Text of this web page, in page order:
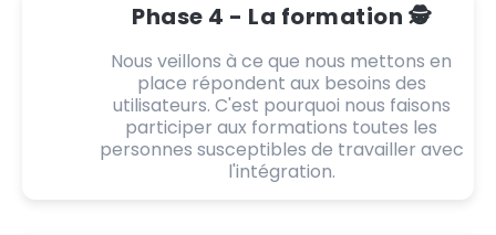
Phase 4 - La formation 🕵️
Nous veillons à ce que nous mettons en
place répondent aux besoins des
utilisateurs. C'est pourquoi nous faisons
participer aux formations toutes les
personnes susceptibles de travailler avec
l'intégration.